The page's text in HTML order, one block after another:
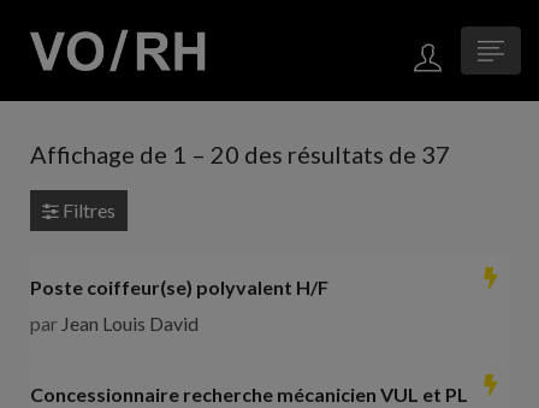
Affichage de 1 – 20 des résultats de 37
Filtres
Poste coiffeur(se) polyvalent H/F
par Jean Louis David
Concessionnaire recherche mécanicien VUL et PL